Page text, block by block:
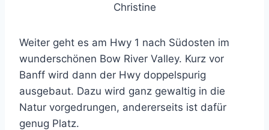
Christine
Weiter geht es am Hwy 1 nach Südosten im
wunderschönen Bow River Valley. Kurz vor
Banff wird dann der Hwy doppelspurig
ausgebaut. Dazu wird ganz gewaltig in die
Natur vorgedrungen, andererseits ist dafür
genug Platz.